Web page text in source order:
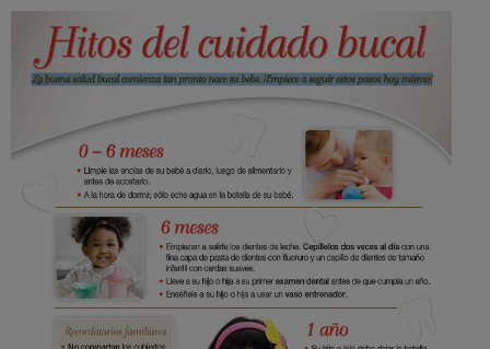
CHEQUEO DE SALUD BUCAL
SELECCIÓN DE PRODUCTOS
PARA PROFESIONALES
CUPONES
EC (ES)